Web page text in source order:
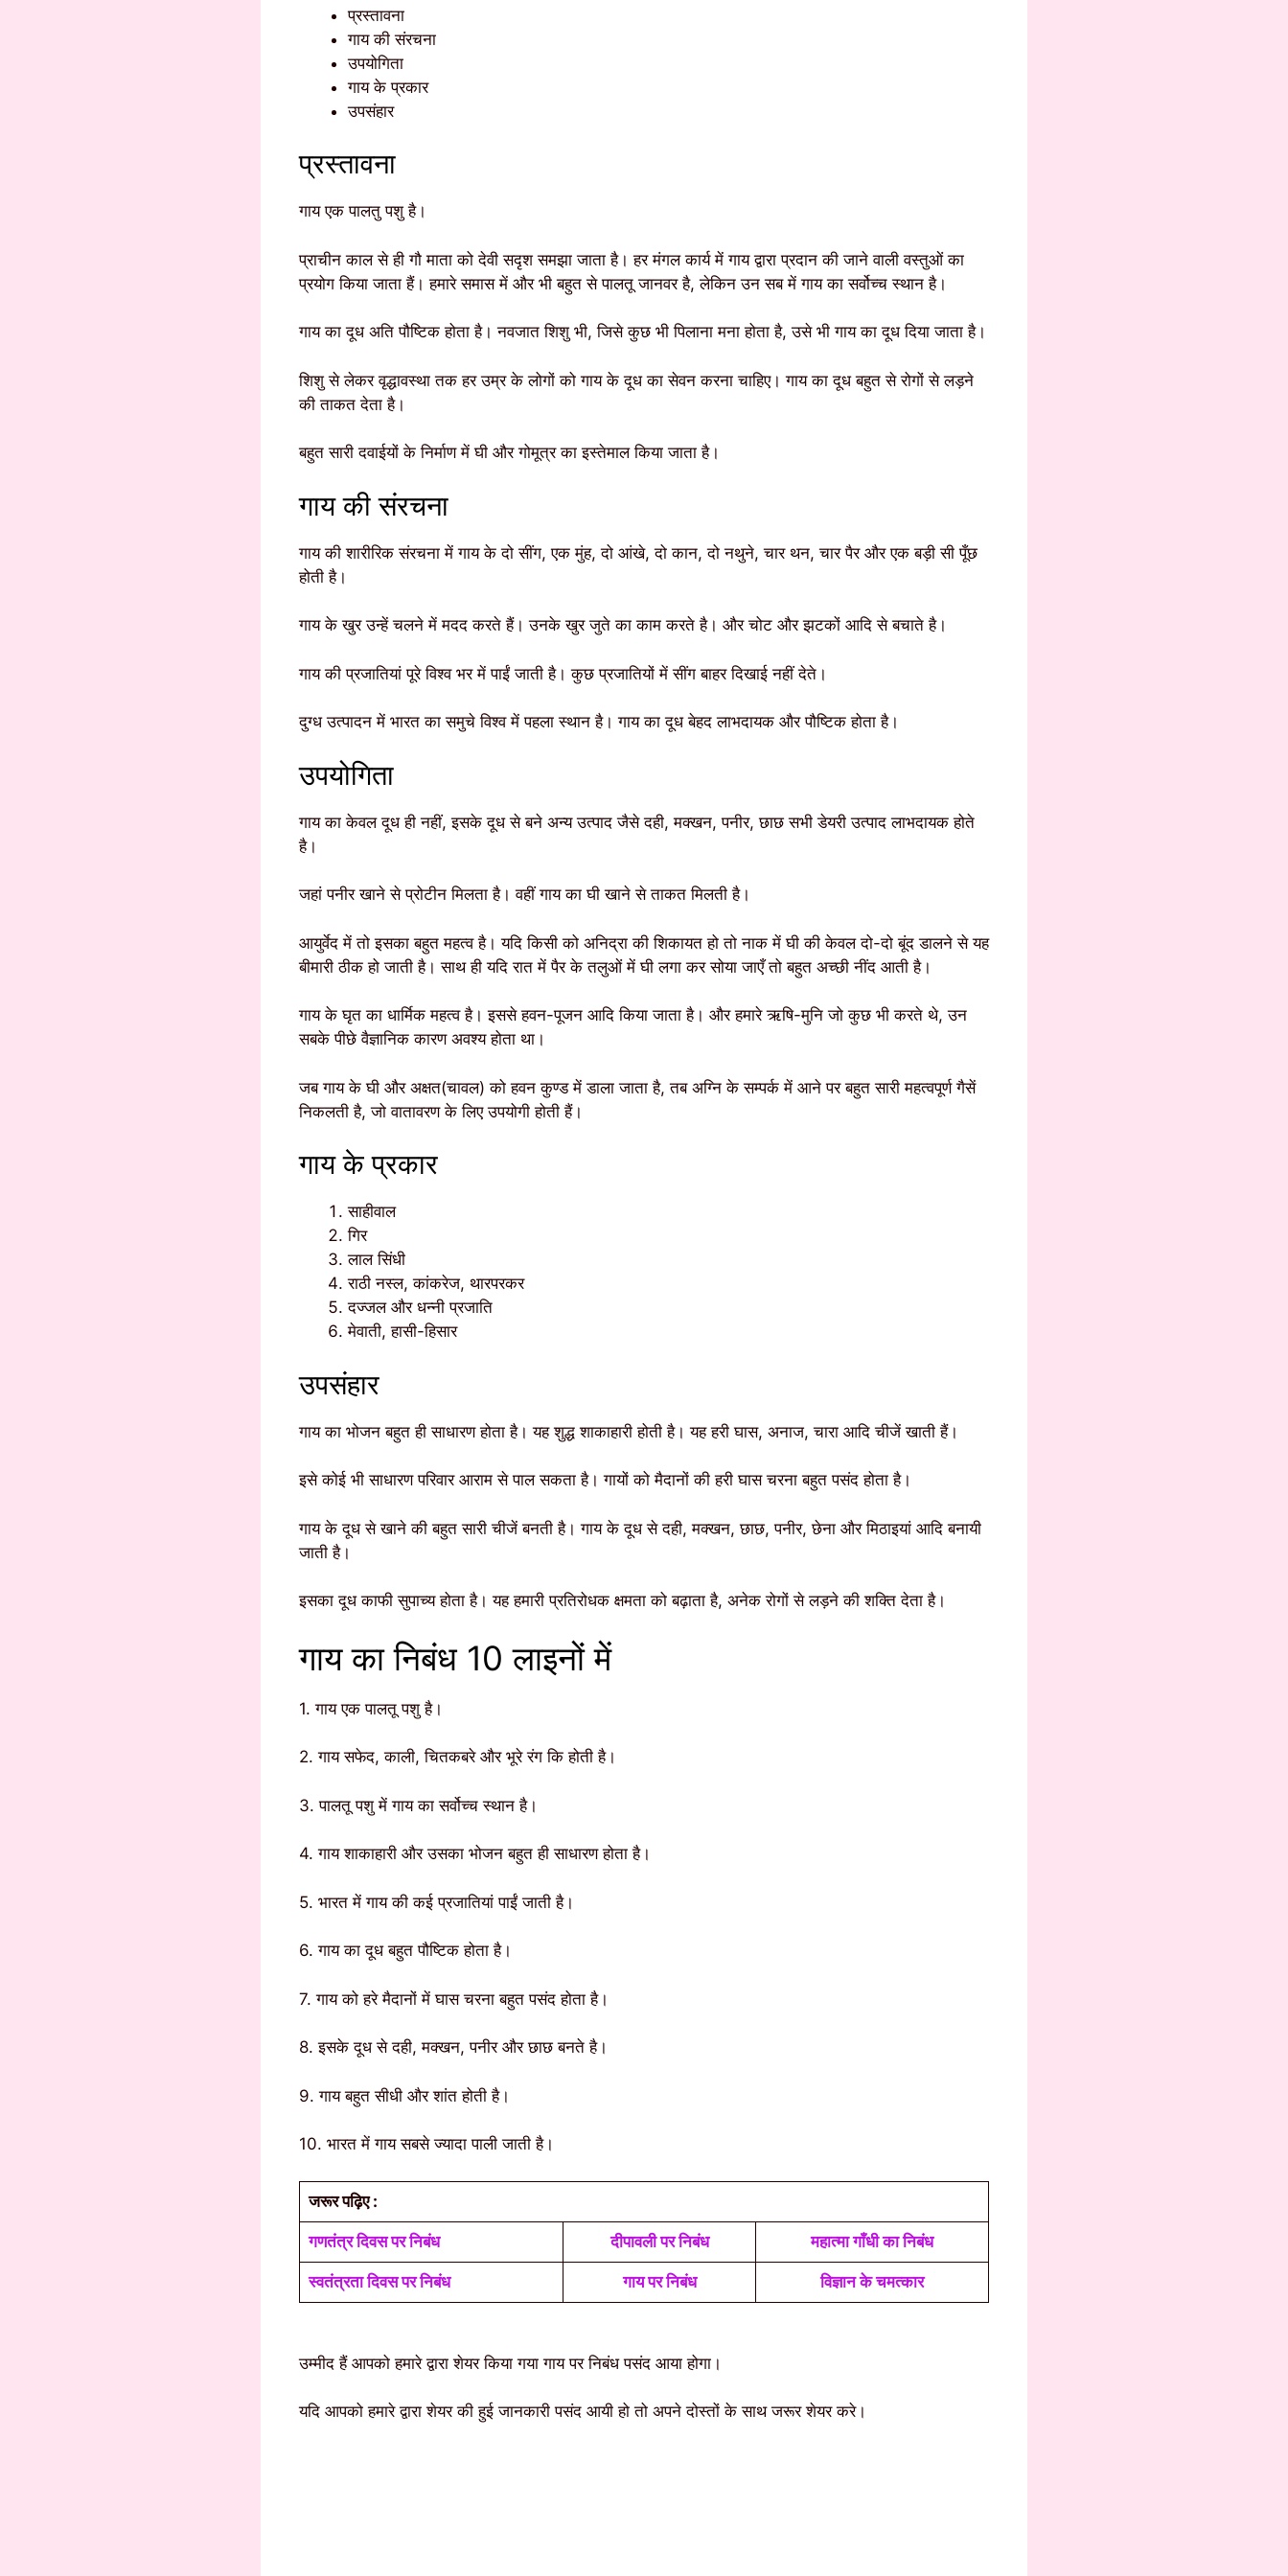
प्रस्तावना
गाय की संरचना
उपयोगिता
गाय के प्रकार
उपसंहार
प्रस्तावना
गाय एक पालतु पशु है।
प्राचीन काल से ही गौ माता को देवी सदृश समझा जाता है। हर मंगल कार्य में गाय द्वारा प्रदान की जाने वाली वस्तुओं का
प्रयोग किया जाता हैं। हमारे समास में और भी बहुत से पालतू जानवर है, लेकिन उन सब में गाय का सर्वोच्च स्थान है।
गाय का दूध अति पौष्टिक होता है। नवजात शिशु भी, जिसे कुछ भी पिलाना मना होता है, उसे भी गाय का दूध दिया जाता है।
शिशु से लेकर वृद्धावस्था तक हर उम्र के लोगों को गाय के दूध का सेवन करना चाहिए। गाय का दूध बहुत से रोगों से लड़ने
की ताकत देता है।
बहुत सारी दवाईयों के निर्माण में घी और गोमूत्र का इस्तेमाल किया जाता है।
गाय की संरचना
गाय की शारीरिक संरचना में गाय के दो सींग, एक मुंह, दो आंखे, दो कान, दो नथुने, चार थन, चार पैर और एक बड़ी सी पूँछ
होती है।
गाय के खुर उन्हें चलने में मदद करते हैं। उनके खुर जुते का काम करते है। और चोट और झटकों आदि से बचाते है।
गाय की प्रजातियां पूरे विश्व भर में पाईं जाती है। कुछ प्रजातियों में सींग बाहर दिखाई नहीं देते।
दुग्ध उत्पादन में भारत का समुचे विश्व में पहला स्थान है। गाय का दूध बेहद लाभदायक और पौष्टिक होता है।
उपयोगिता
गाय का केवल दूध ही नहीं, इसके दूध से बने अन्य उत्पाद जैसे दही, मक्खन, पनीर, छाछ सभी डेयरी उत्पाद लाभदायक होते
है।
जहां पनीर खाने से प्रोटीन मिलता है। वहीं गाय का घी खाने से ताकत मिलती है।
आयुर्वेद में तो इसका बहुत महत्व है। यदि किसी को अनिद्रा की शिकायत हो तो नाक में घी की केवल दो-दो बूंद डालने से यह
बीमारी ठीक हो जाती है। साथ ही यदि रात में पैर के तलुओं में घी लगा कर सोया जाएँ तो बहुत अच्छी नींद आती है।
गाय के घृत का धार्मिक महत्व है। इससे हवन-पूजन आदि किया जाता है। और हमारे ऋषि-मुनि जो कुछ भी करते थे, उन
सबके पीछे वैज्ञानिक कारण अवश्य होता था।
जब गाय के घी और अक्षत(चावल) को हवन कुण्ड में डाला जाता है, तब अग्नि के सम्पर्क में आने पर बहुत सारी महत्वपूर्ण गैसें
निकलती है, जो वातावरण के लिए उपयोगी होती हैं।
गाय के प्रकार
साहीवाल
गिर
लाल सिंधी
राठी नस्ल, कांकरेज, थारपरकर
दज्जल और धन्नी प्रजाति
मेवाती, हासी-हिसार
उपसंहार
गाय का भोजन बहुत ही साधारण होता है। यह शुद्ध शाकाहारी होती है। यह हरी घास, अनाज, चारा आदि चीजें खाती हैं।
इसे कोई भी साधारण परिवार आराम से पाल सकता है। गायों को मैदानों की हरी घास चरना बहुत पसंद होता है।
गाय के दूध से खाने की बहुत सारी चीजें बनती है। गाय के दूध से दही, मक्खन, छाछ, पनीर, छेना और मिठाइयां आदि बनायी
जाती है।
इसका दूध काफी सुपाच्य होता है। यह हमारी प्रतिरोधक क्षमता को बढ़ाता है, अनेक रोगों से लड़ने की शक्ति देता है।
गाय का निबंध 10 लाइनों में
1. गाय एक पालतू पशु है।
2. गाय सफेद, काली, चितकबरे और भूरे रंग कि होती है।
3. पालतू पशु में गाय का सर्वोच्च स्थान है।
4. गाय शाकाहारी और उसका भोजन बहुत ही साधारण होता है।
5. भारत में गाय की कई प्रजातियां पाईं जाती है।
6. गाय का दूध बहुत पौष्टिक होता है।
7. गाय को हरे मैदानों में घास चरना बहुत पसंद होता है।
8. इसके दूध से दही, मक्खन, पनीर और छाछ बनते है।
9. गाय बहुत सीधी और शांत होती है।
10. भारत में गाय सबसे ज्यादा पाली जाती है।
जरूर पढ़िए :
गणतंत्र दिवस पर निबंध दीपावली पर निबंध महात्मा गाँधी का निबंध
स्वतंत्रता दिवस पर निबंध गाय पर निबंध विज्ञान के चमत्कार
उम्मीद हैं आपको हमारे द्वारा शेयर किया गया गाय पर निबंध पसंद आया होगा।
यदि आपको हमारे द्वारा शेयर की हुई जानकारी पसंद आयी हो तो अपने दोस्तों के साथ जरूर शेयर करे।